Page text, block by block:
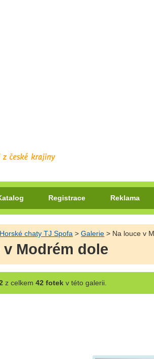
Registrace Reklama
Horské chaty TJ Spofa >Galerie > Na louce v
v Modrém dole
z celkem 42 fotekv této galerii.